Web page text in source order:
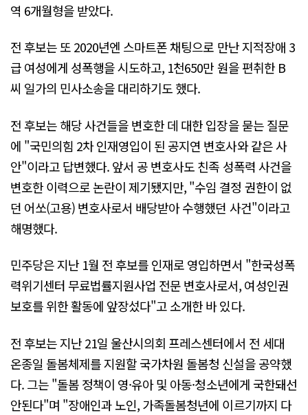
역 6개월형을 받았다.
전 후보는 또 2020년엔 스마트폰 채팅으로 만난 지적장애 3
급 여성에게 성폭행을 시도하고, 1천650만 원을 편취한 B
씨 일가의 민사소송을 대리하기도 했다.
전 후보는 해당 사건들을 변호한 데 대한 입장을 묻는 질문
에 "국민의힘 2차 인재영입이 된 공지연 변호사와 같은 사
안"이라고 답변했다. 앞서 공 변호사도 친족 성폭력 사건을
변호한 이력으로 논란이 제기됐지만, "수임 결정 권한이 없
던 어쏘(고용) 변호사로서 배당받아 수행했던 사건"이라고
해명했다.
민주당은 지난 1월 전 후보를 인재로 영입하면서 "한국성폭
력위기센터 무료법률지원사업 전문 변호사로서, 여성인권
보호를 위한 활동에 앞장섰다"고 소개한 바 있다.
전 후보는 지난 21일 울산시의회 프레스센터에서 전 세대
온종일 돌봄체제를 지원할 국가차원 돌봄청 신설을 공약했
다. 그는 "돌봄 정책이 영·유아 및 아동·청소년에게 국한돼선
안된다"며 "장애인과 노인, 가족돌봄청년에 이르기까지 다